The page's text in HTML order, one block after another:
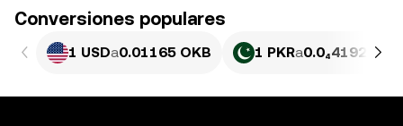
Conversiones populares
1 USDa0.01165 OKB 1 PKRa0.0₄4192 OKB